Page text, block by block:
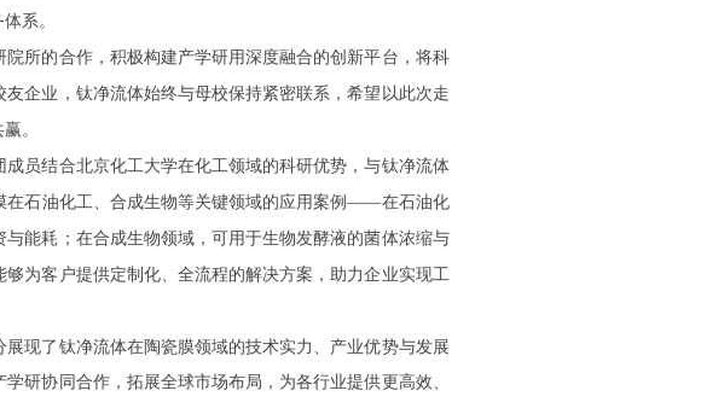
系。
所的合作，积极构建产学研用深度融合的创新平台，将科
企业，钛净流体始终与母校保持紧密联系，希望以此次走
。
员结合北京化工大学在化工领域的科研优势，与钛净流体
石油化工、合成生物等关键领域的应用案例——在石油化
能耗；在合成生物领域，可用于生物发酵液的菌体浓缩与
为客户提供定制化、全流程的解决方案，助力企业实现工
现了钛净流体在陶瓷膜领域的技术实力、产业优势与发展
研协同合作，拓展全球市场布局，为各行业提供更高效、